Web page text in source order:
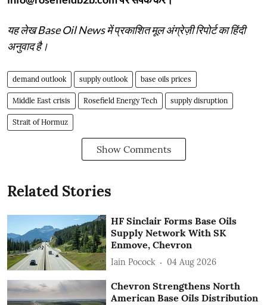
यह लेख Base Oil News में प्रकाशित मूल अंग्रेज़ी रिपोर्ट का हिंदी
अनुवाद है।
demand outlook supply outlook base oils prices
Middle East crisis Rosefield Energy Tech supply disruption
Strait of Hormuz
Show Comments
Related Stories
HF Sinclair Forms Base Oils
Supply Network With SK
Enmove, Chevron
Iain Pocock 04 Aug 2026
Chevron Strengthens North
American Base Oils Distribution